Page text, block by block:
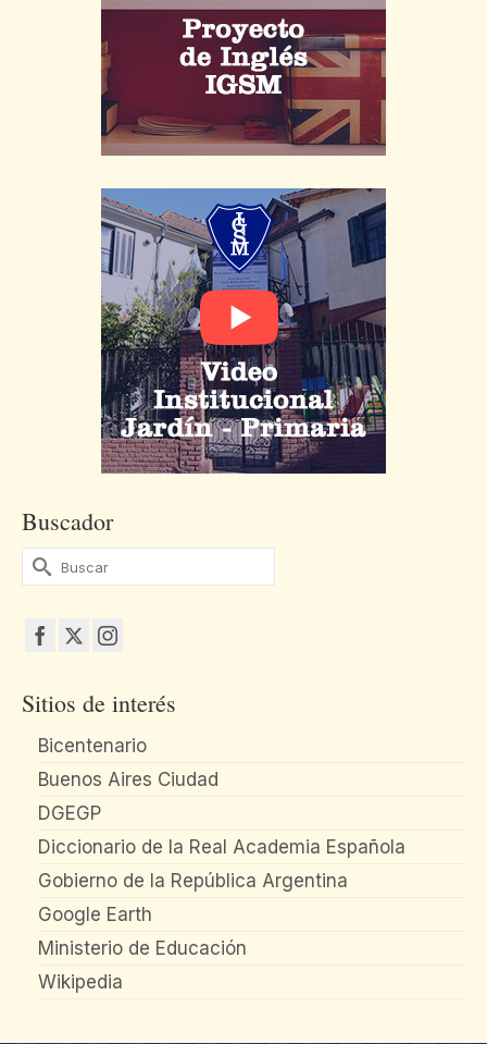
Buscador
Buscar
por:
Sitios de interés
Bicentenario
Buenos Aires Ciudad
DGEGP
Diccionario de la Real Academia Española
Gobierno de la República Argentina
Google Earth
Ministerio de Educación
Wikipedia